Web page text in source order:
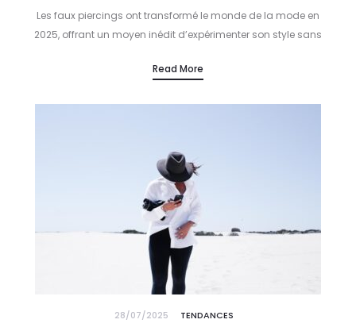
Les faux piercings ont transformé le monde de la mode en
2025, offrant un moyen inédit d’expérimenter son style sans
séduisent par leur…
Read More
28/07/2025 TENDANCES